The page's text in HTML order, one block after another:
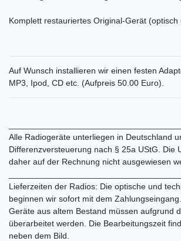
Komplett restauriertes Original-Gerät (optisch
Auf Wunsch installieren wir einen festen
MP3, Ipod, CD etc. (Aufpreis 50.00 Euro).
Alle Radiogeräte unterliegen in Deutschland
Differenzversteuerung nach § 25a UStG. Die
daher auf der Rechnung nicht ausgewiesen
Lieferzeiten der Radios: Die optische und
beginnen wir sofort mit dem
Geräte aus altem Bestand müssen aufgrund
überarbeitet werden. Die Bearbeitungszeit
neben dem Bild.